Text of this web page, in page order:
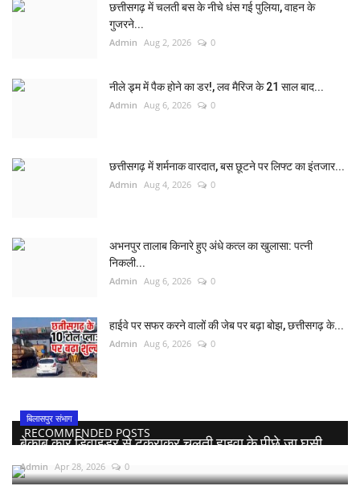
छत्तीसगढ़ में चलती बस के नीचे धंस गई पुलिया, वाहन के
गुजरने...
Admin Aug 2, 2026 0
नीले ड्र्म में पैक होने का डर!, लव मैरिज के 21 साल बाद...
Admin Aug 6, 2026 0
छत्तीसगढ़ में शर्मनाक वारदात, बस छूटने पर लिफ्ट का इंतजार...
Admin Aug 4, 2026 0
अभनपुर तालाब किनारे हुए अंधे कत्ल का खुलासा: पत्नी
निकली...
Admin Aug 6, 2026 0
हाईवे पर सफर करने वालों की जेब पर बढ़ा बोझ, छत्तीसगढ़ के...
Admin Aug 6, 2026 0
RECOMMENDED POSTS
बिलासपुर संभाग
बेकाबू कार डिवाइडर से टकराकर चलती हाइवा के पीछे जा घुसी,...
Admin Apr 28, 2026 0